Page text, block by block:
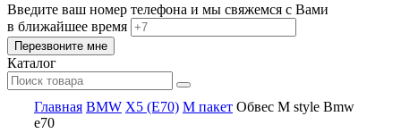
Введите ваш номер телефона и мы свяжемся с Вами
в ближайшее время
Каталог
Главная BMW X5 (E70) M пакет Обвес M style Bmw
e70